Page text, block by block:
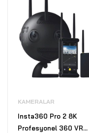
KAMERALAR
Insta360 Pro 2 8K
Profesyonel 360 VR